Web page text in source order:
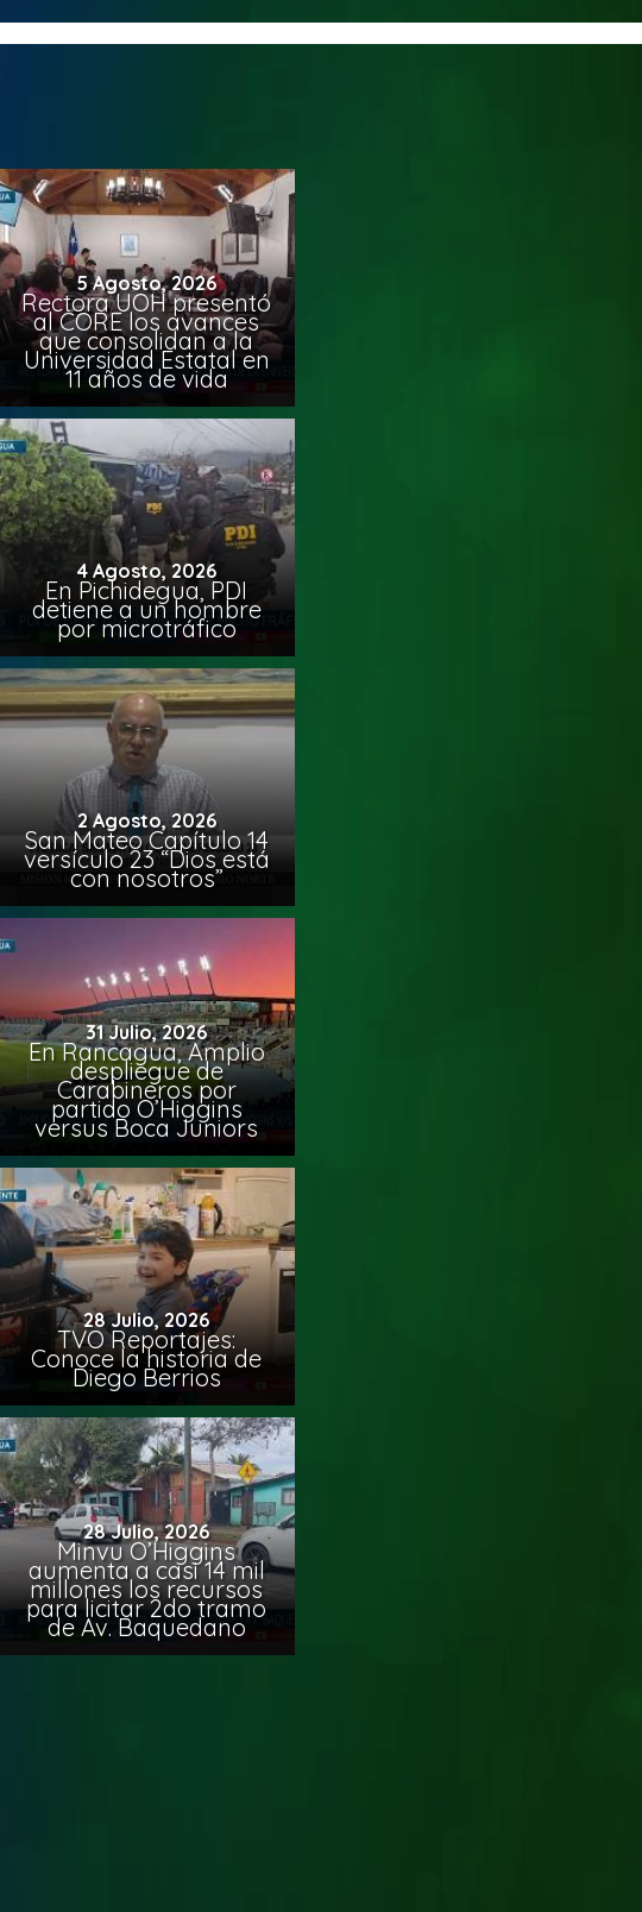
5 Agosto, 2026
Rectora UOH presentó
al CORE los avances
que consolidan a la
Universidad Estatal en
11 años de vida
4 Agosto, 2026
En Pichidegua, PDI
detiene a un hombre
por microtráfico
2 Agosto, 2026
San Mateo Capítulo 14
versículo 23 “Dios está
con nosotros”
31 Julio, 2026
En Rancagua, Amplio
despliegue de
Carabineros por
partido O’Higgins
versus Boca Juniors
28 Julio, 2026
TVO Reportajes:
Conoce la historia de
Diego Berrios
28 Julio, 2026
Minvu O’Higgins
aumenta a casi 14 mil
millones los recursos
para licitar 2do tramo
de Av. Baquedano